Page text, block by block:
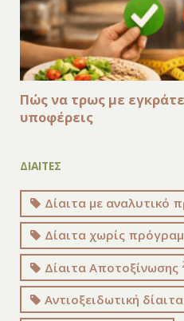
Πώς να τρως με
υποφέρεις
ΔΙΑΙΤΕΣ
Δίαιτα με αναλυτικό
Δίαιτα χωρίς
Δίαιτα Αποτοξίνωσης
Αντιοξειδωτική δίαιτα